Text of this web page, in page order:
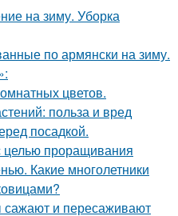
на зиму. Уборка
по армянски на зиму.
цветов.
польза и вред
посадкой.
проращивания
Какие многолетники
сажают и пересаживают